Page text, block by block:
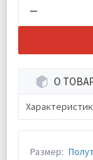
О
Размер: